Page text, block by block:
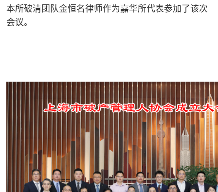
本所破清团队金恒名律师作为嘉华所代表参加了该次
会议。